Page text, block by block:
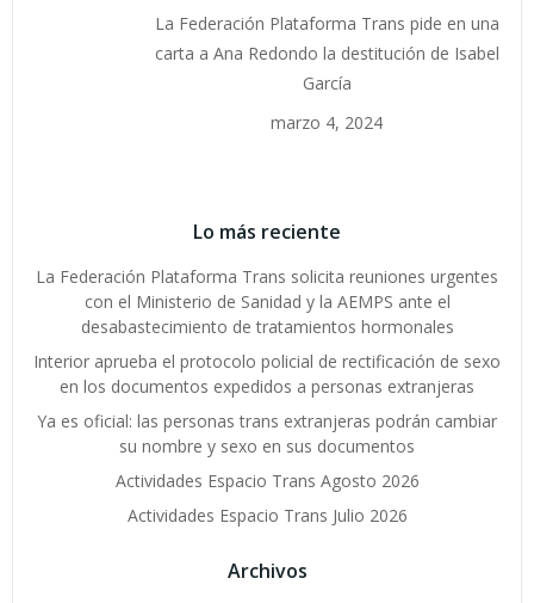
La Federación Plataforma Trans pide en una
carta a Ana Redondo la destitución de Isabel
García
marzo 4, 2024
Lo más reciente
La Federación Plataforma Trans solicita reuniones urgentes
con el Ministerio de Sanidad y la AEMPS ante el
desabastecimiento de tratamientos hormonales
Interior aprueba el protocolo policial de rectificación de sexo
en los documentos expedidos a personas extranjeras
Ya es oficial: las personas trans extranjeras podrán cambiar
su nombre y sexo en sus documentos
Actividades Espacio Trans Agosto 2026
Actividades Espacio Trans Julio 2026
Archivos